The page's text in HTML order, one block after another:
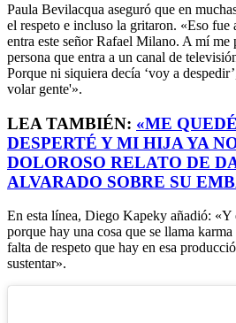
Paula Bevilacqua aseguró que en
el respeto e incluso la gritaron. «Eso fue
entra este señor Rafael Milano. A mí me
persona que entra a un canal de
Porque ni siquiera decía ‘voy a
volar gente'».
LEA TAMBIÉN: «ME
DESPERTÉ Y MI HIJA YA
DOLOROSO RELATO DE
ALVARADO SOBRE SU
En esta línea, Diego Kapeky añadió: «Y
porque hay una cosa que se llama
falta de respeto que hay en esa
sustentar».